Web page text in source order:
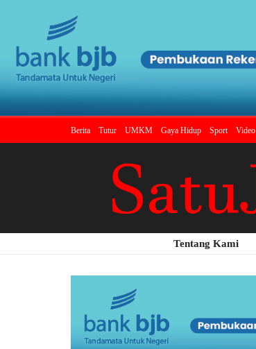
Berita Tutur UMKM Gaya Hidup Sport Video
Tentang Kami